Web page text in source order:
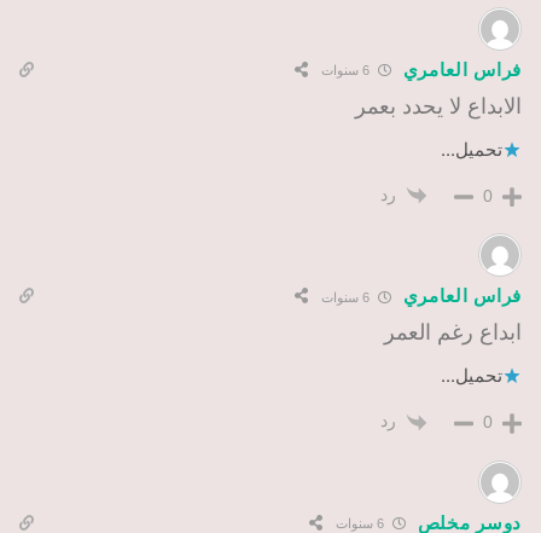
فراس العامري 6 سنوات
الابداع لا يحدد بعمر
تحميل...
0 رد
فراس العامري 6 سنوات
ابداع رغم العمر
تحميل...
0 رد
دوسر مخلص 6 سنوات